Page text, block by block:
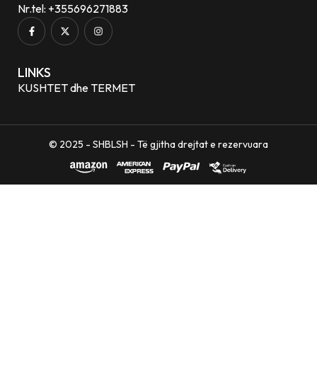
Nr.tel: +355696271883
LINKS
KUSHTET dhe TERMET
© 2025 - SHBLSH - Të gjitha drejtat e rezervuara